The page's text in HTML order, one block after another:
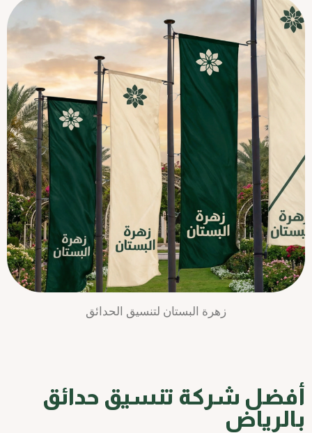
أفضل شركة تنسيق حدائق
بالرياض
زهرة البستان لتنسيق الحدائق